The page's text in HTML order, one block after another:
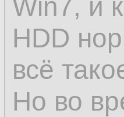
Win7, и
HDD
всё
Но во